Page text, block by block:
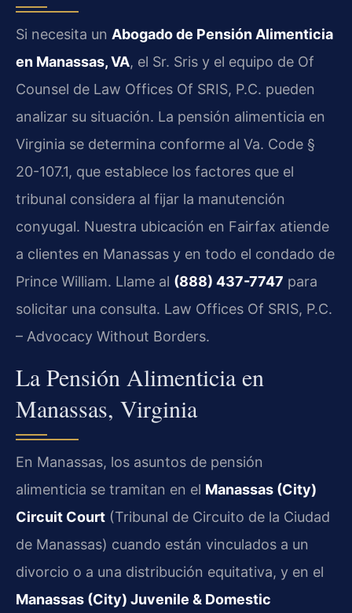
Si necesita un Abogado de Pensión Alimenticia
en Manassas, VA, el Sr. Sris y el equipo de Of
Counsel de Law Offices Of SRIS, P.C. pueden
analizar su situación. La pensión alimenticia en
Virginia se determina conforme al Va. Code §
20-107.1, que establece los factores que el
tribunal considera al fijar la manutención
conyugal. Nuestra ubicación en Fairfax atiende
a clientes en Manassas y en todo el condado de
Prince William. Llame al (888) 437-7747 para
solicitar una consulta. Law Offices Of SRIS, P.C.
– Advocacy Without Borders.
La Pensión Alimenticia en
Manassas, Virginia
En Manassas, los asuntos de pensión
alimenticia se tramitan en el Manassas (City)
Circuit Court (Tribunal de Circuito de la Ciudad
de Manassas) cuando están vinculados a un
divorcio o a una distribución equitativa, y en el
Manassas (City) Juvenile & Domestic